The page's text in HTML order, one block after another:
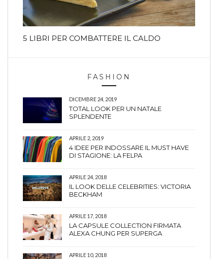
5 LIBRI PER COMBATTERE IL CALDO
FASHION
DICEMBRE 24, 2019
TOTAL LOOK PER UN NATALE
SPLENDENTE
APRILE 2, 2019
4 IDEE PER INDOSSARE IL MUST HAVE
DI STAGIONE: LA FELPA
APRILE 24, 2018
IL LOOK DELLE CELEBRITIES: VICTORIA
BECKHAM
APRILE 17, 2018
LA CAPSULE COLLECTION FIRMATA
ALEXA CHUNG PER SUPERGA
APRILE 10, 2018